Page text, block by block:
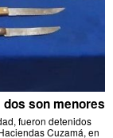
son menores
fueron detenidos
Cuzamá, en